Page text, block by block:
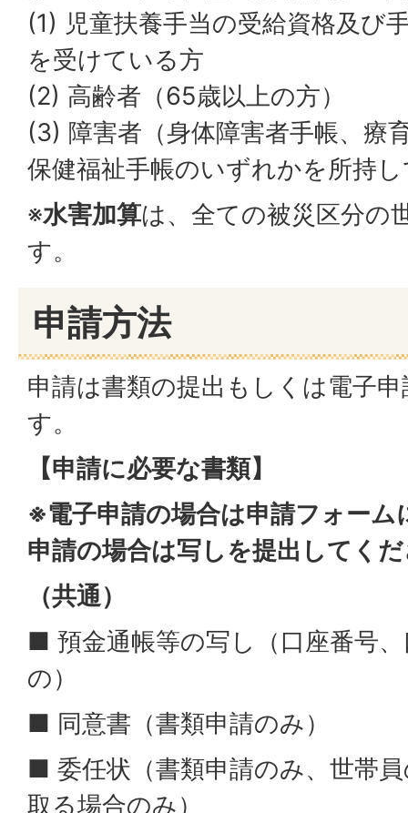
(1) 児童扶養手当の受給資格及び
を受けている方
(2) 高齢者（65歳以上の方）
(3) 障害者（身体障害者手帳、療
保健福祉手帳のいずれかを所持
※水害加算は、全ての被災区分の
す。
申請方法
申請は書類の提出もしくは電子
す。
【申請に必要な書類】
※電子申請の場合は申請フォーム
申請の場合は写しを提出してく
（共通）
■ 預金通帳等の写し（口座番号
の）
■ 同意書（書類申請のみ）
■ 委任状（書類申請のみ、世帯
取る場合のみ）